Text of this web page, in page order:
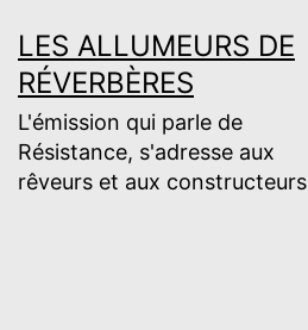
au
contenu
LES ALLUMEURS DE
RÉVERBÈRES
L'émission qui parle de
Résistance, s'adresse aux
rêveurs et aux constructeurs